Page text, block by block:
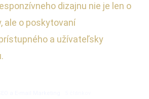
dizajnu nie je len o
ale o poskytovaní
a užívateľsky